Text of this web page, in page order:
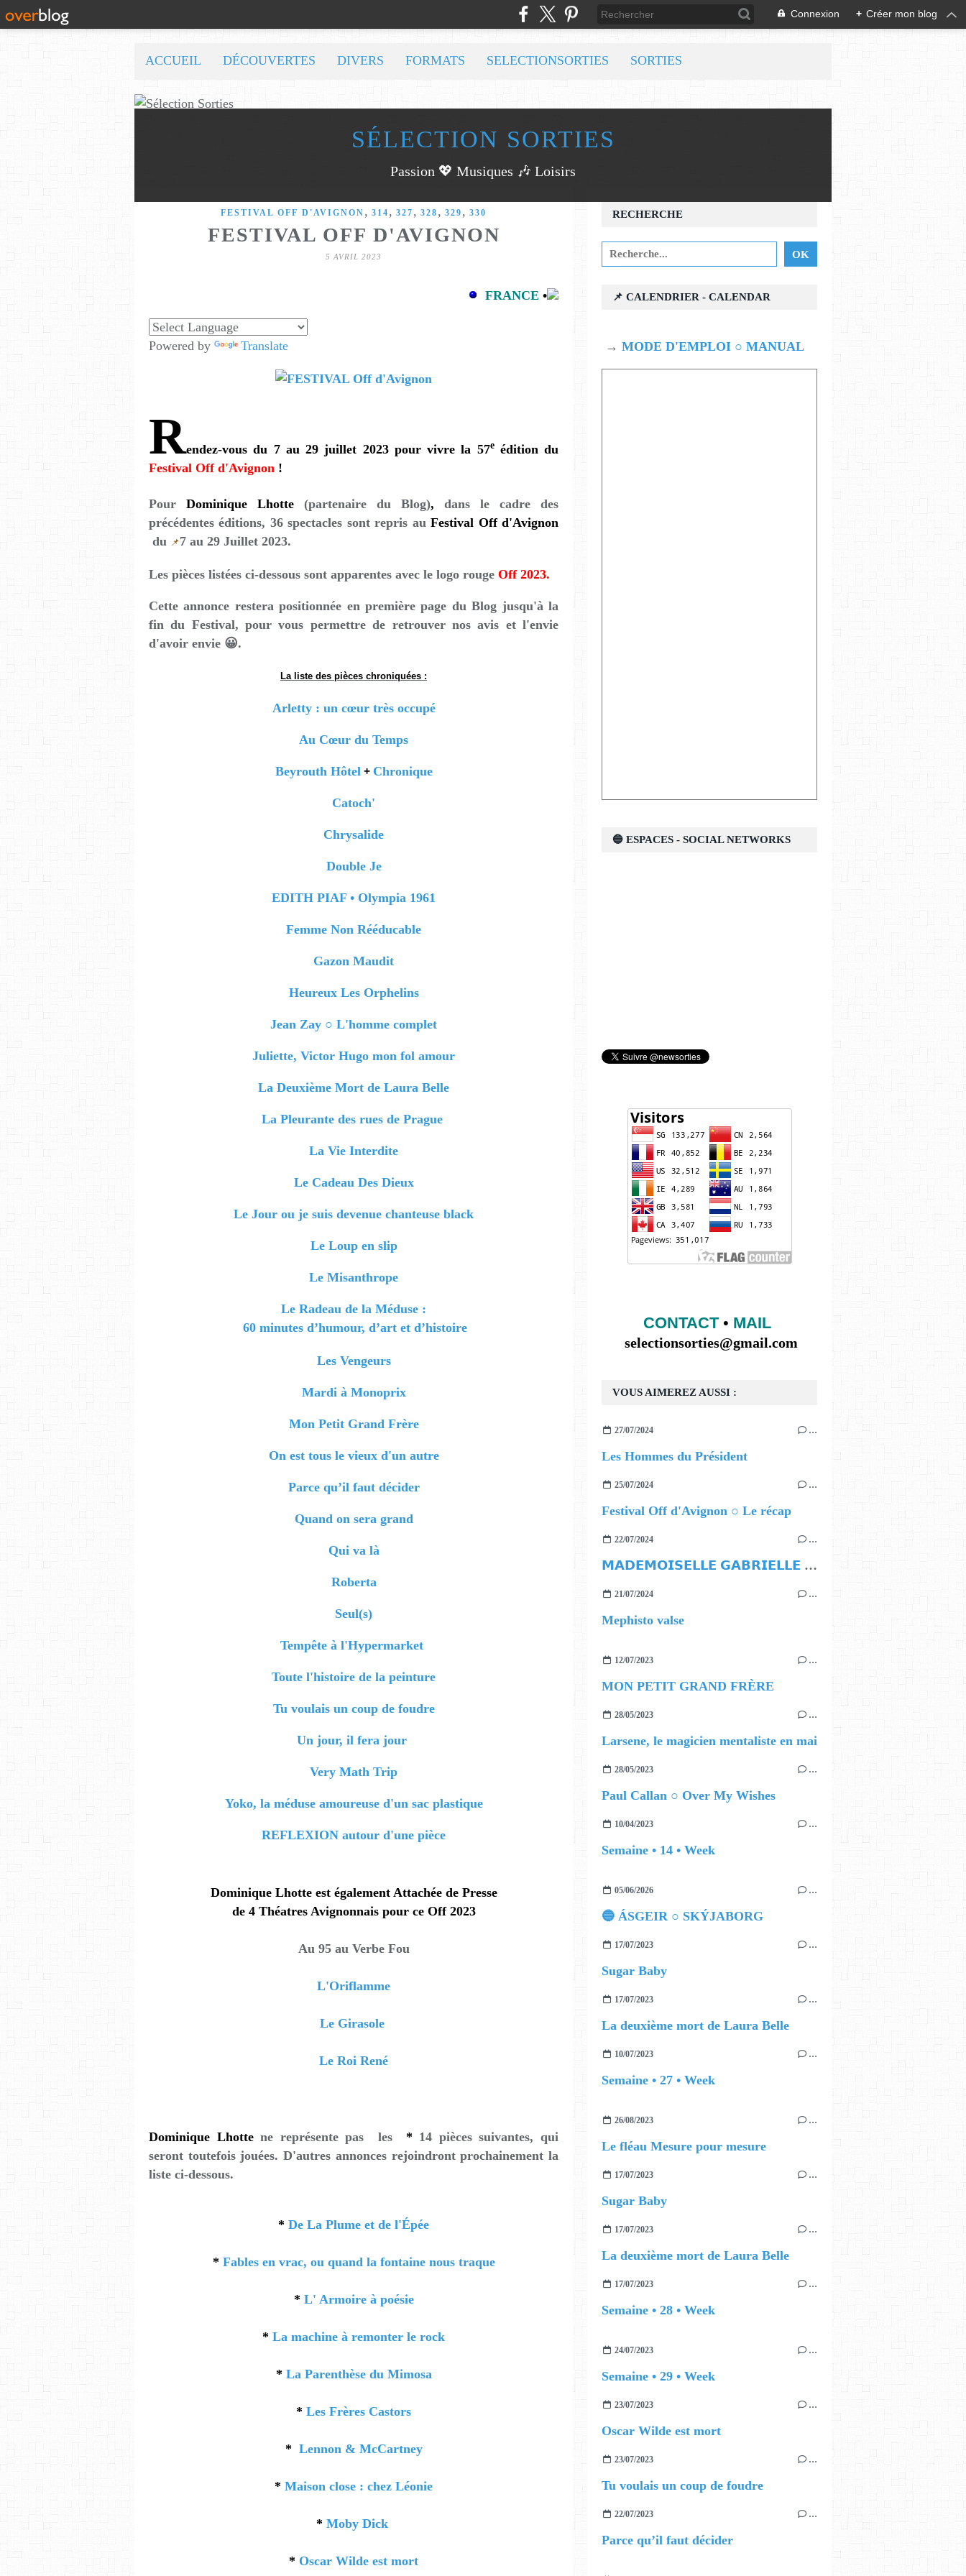
Connexion + Créer mon blog
SÉLECTION SORTIES
Passion 💖 Musiques 🎶 Loisirs
ACCUEIL DÉCOUVERTES DIVERS FORMATS SELECTIONSORTIES SORTIES
FESTIVAL OFF D'AVIGNON , 314 , 327 , 328 , 329 , 330
FESTIVAL OFF D'AVIGNON
5 AVRIL 2023
FRANCE •
Powered by Translate
Rendez-vous du 7 au 29 juillet 2023 pour vivre la 57eédition du
Festival Off d'Avignon !
Pour Dominique Lhotte (partenaire du Blog), dans le cadre des
précédentes éditions, 36 spectacles sont repris auFestival Off d'Avignon
du 📌7 au 29 Juillet 2023.
Les pièces listées ci-dessous sont apparentes avec le logo rouge Off 2023.
Cette annonce restera positionnée en première page du Blog jusqu'à la
fin du Festival, pour vous permettre de retrouver nos avis et l'envie
d'avoir envie 😀.
La liste des pièces chroniquées :
Arletty : un cœur très occupé
Au Cœur du Temps
Beyrouth Hôtel + Chronique
Catoch'
Chrysalide
Double Je
EDITH PIAF • Olympia 1961
Femme Non Rééducable
Gazon Maudit
Heureux Les Orphelins
Jean Zay ○ L'homme complet
Juliette, Victor Hugo mon fol amour
La Deuxième Mort de Laura Belle
La Pleurante des rues de Prague
La Vie Interdite
Le Cadeau Des Dieux
Le Jour ou je suis devenue chanteuse black
Le Loup en slip
Le Misanthrope
Le Radeau de la Méduse :
60 minutes d’humour, d’art et d’histoire
Les Vengeurs
Mardi à Monoprix
Mon Petit Grand Frère
On est tous le vieux d'un autre
Parce qu’il faut décider
Quand on sera grand
Qui va là
Roberta
Seul(s)
Tempête à l'Hypermarket
Toute l'histoire de la peinture
Tu voulais un coup de foudre
Un jour, il fera jour
Very Math Trip
Yoko, la méduse amoureuse d'un sac plastique
REFLEXION autour d'une pièce
Dominique Lhotte est également Attachée de Presse
de 4 Théatres Avignonnais pour ce Off 2023
Au 95 au Verbe Fou
L'Oriflamme
Le Girasole
Le Roi René
Dominique Lhottene représente pas les * 14 pièces suivantes, qui
seront toutefois jouées. D'autres annonces rejoindront prochainement la
liste ci-dessous.
* De La Plume et de l'Épée
* Fables en vrac, ou quand la fontaine nous traque
* L' Armoire à poésie
* La machine à remonter le rock
* La Parenthèse du Mimosa
* Les Frères Castors
* Lennon & McCartney
* Maison close : chez Léonie
* Moby Dick
* Oscar Wilde est mort
RECHERCHE
VOUS AIMEREZ AUSSI :
27/07/2024 …
Les Hommes du Président
25/07/2024 …
Festival Off d'Avignon ○ Le récap
22/07/2024 …
𝗠𝗔𝗗𝗘𝗠𝗢𝗜𝗦𝗘𝗟𝗟𝗘 𝗚𝗔𝗕𝗥𝗜𝗘𝗟𝗟𝗘 𝗖𝗛𝗔𝗡𝗘𝗟
21/07/2024 …
Mephisto valse
12/07/2023 …
MON PETIT GRAND FRÈRE
28/05/2023 …
Larsene, le magicien mentaliste en mai
28/05/2023 …
Paul Callan ○ Over My Wishes
10/04/2023 …
Semaine • 14 • Week
05/06/2026 …
🔵 ÁSGEIR ○ SKÝJABORG
17/07/2023 …
Sugar Baby
17/07/2023 …
La deuxième mort de Laura Belle
10/07/2023 …
Semaine • 27 • Week
26/08/2023 …
Le fléau Mesure pour mesure
17/07/2023 …
Sugar Baby
17/07/2023 …
La deuxième mort de Laura Belle
17/07/2023 …
Semaine • 28 • Week
24/07/2023 …
Semaine • 29 • Week
23/07/2023 …
Oscar Wilde est mort
23/07/2023 …
Tu voulais un coup de foudre
22/07/2023 …
Parce qu’il faut décider
📌 CALENDRIER - CALENDAR
→ MODE D'EMPLOI ○ MANUAL
🔵 ESPACES - SOCIAL NETWORKS
CONTACT• MAIL
selectionsorties@gmail.com